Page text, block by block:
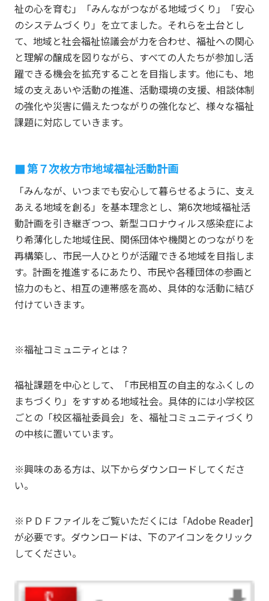
祉の心を育む」「みんながつながる地域づくり」「安心
のシステムづくり」を立てました。それらを土台とし
て、地域と社会福祉協議会が力を合わせ、福祉への関心
と理解の醸成を図りながら、すべての人たちが参加し活
躍できる機会を拡充することを目指します。他にも、地
域の支えあいや活動の推進、活動環境の支援、相談体制
の強化や災害に備えたつながりの強化など、様々な福祉
課題に対応していきます。
第７次枚方市地域福祉活動計画
「みんなが、いつまでも安心して暮らせるように、支え
あえる地域を創る」を基本理念とし、第6次地域福祉活
動計画を引き継ぎつつ、新型コロナウィルス感染症によ
り希薄化した地域住民、関係団体や機関とのつながりを
再構築し、市民一人ひとりが活躍できる地域を目指しま
す。計画を推進するにあたり、市民や各種団体の参画と
協力のもと、相互の連帯感を高め、具体的な活動に結び
付けていきます。
※福祉コミュニティとは？
福祉課題を中心として、「市民相互の自主的なふくしの
まちづくり」をすすめる地域社会。具体的には小学校区
ごとの「校区福祉委員会」を、福祉コミュニティづくり
の中核に置いています。
※興味のある方は、以下からダウンロードしてくださ
い。
※ＰＤＦファイルをご覧いただくには「Adobe Reader]
が必要です。ダウンロードは、下のアイコンをクリック
してください。